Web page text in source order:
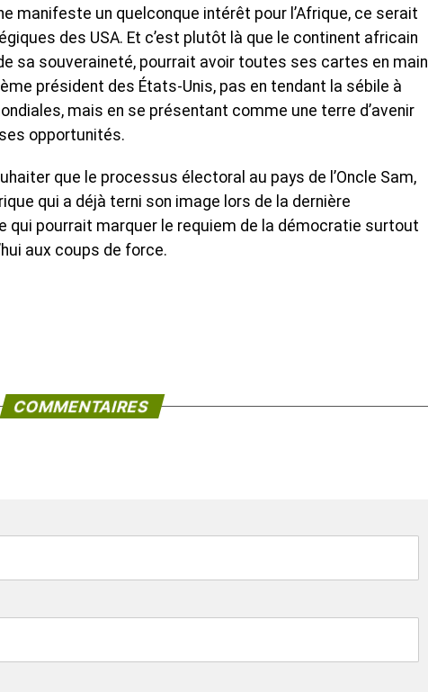
manifeste un quelconque intérêt pour l’Afrique, ce serait
des USA. Et c’est plutôt là que le continent africain
sa souveraineté, pourrait avoir toutes ses cartes en main
président des États-Unis, pas en tendant la sébile à
mais en se présentant comme une terre d’avenir
opportunités.
que le processus électoral au pays de l’Oncle Sam,
qui a déjà terni son image lors de la dernière
qui pourrait marquer le requiem de la démocratie surtout
aux coups de force.
COMMENTAIRES